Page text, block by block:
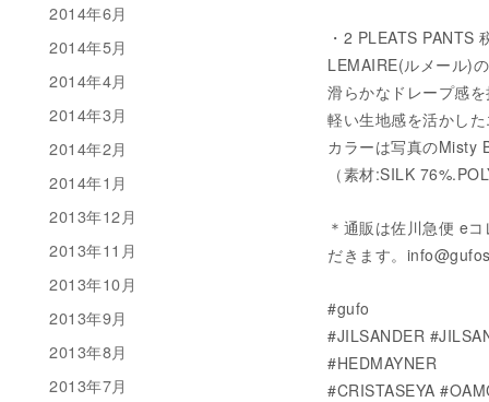
・2 PLEATS
LEMAIRE(ルメール)
滑らかなドレープ感
軽い生地感を活かし
カラーは写真のMisty
（素材:SILK
＊通販は佐川急便 e
だきます。
#gufo
#JILSANDER
#HEDMAYNER
#CRISTASEYA
2014年6月
2014年5月
2014年4月
2014年3月
2014年2月
2014年1月
2013年12月
2013年11月
2013年10月
2013年9月
2013年8月
2013年7月